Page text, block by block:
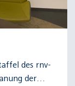
des rnv-
der